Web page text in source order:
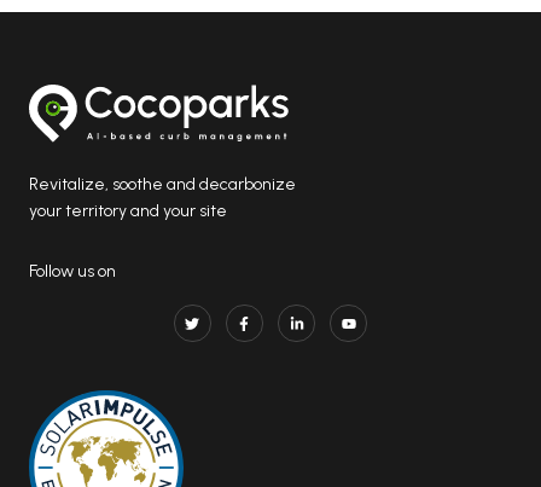
Revitalize, soothe and decarbonize
your territory and your site
Follow us on